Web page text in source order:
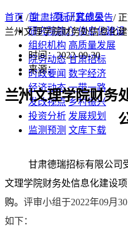
首 页 研究成果
研究院简介 信息化建设
组织机构 高质量发展
院务动态 甘肃招标
时政要闻 数字经济
经济动态 一带一路
发改视点 乡村振兴
投资分析 发展规划
监测预测 文库下载
首页 /甘肃招标/其他公告/
兰州文理学院财务处信息化
时间：2022-09-30
来源：
兰州文理学院财务
甘肃德瑞招标有限公司
文理学院财务处信息化建设项
购。 评审小组于2022年09月 30
如下：